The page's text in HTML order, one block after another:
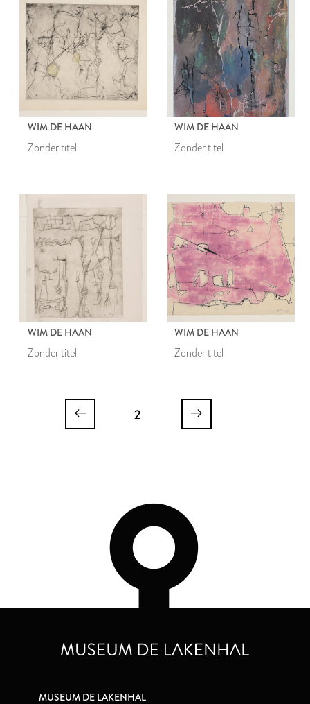
WIM DE HAAN
Zonder titel
WIM DE HAAN
Zonder titel
WIM DE HAAN
Zonder titel
WIM DE HAAN
Zonder titel
2
MUSEUM DE LAKENHAL